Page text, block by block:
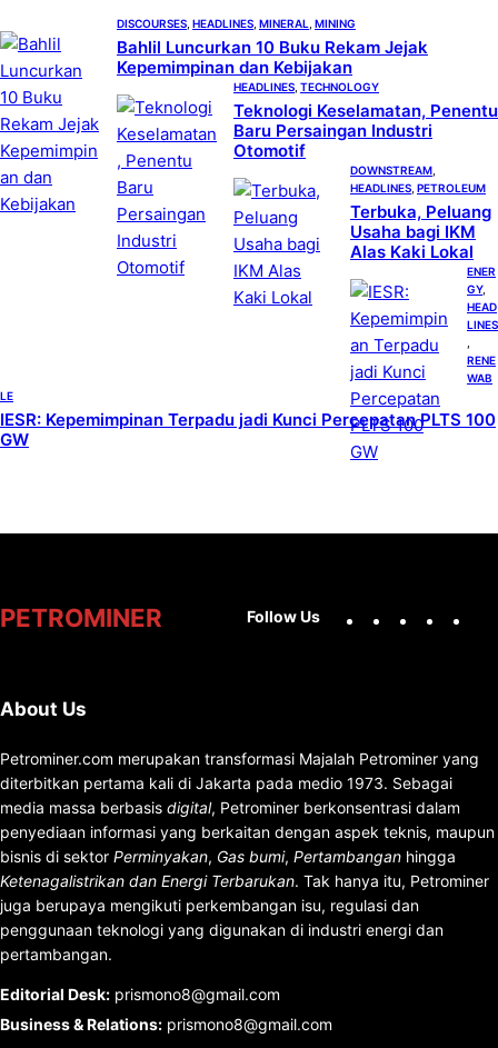
DISCOURSES HEADLINES MINERAL MINING
Bahlil Luncurkan 10 Buku Rekam Jejak
Kepemimpinan dan Kebijakan
HEADLINES TECHNOLOGY
Teknologi Keselamatan, Penentu
Baru Persaingan Industri
Otomotif
DOWNSTREAM
HEADLINES PETROLEUM
Terbuka, Peluang
Usaha bagi IKM
Alas Kaki Lokal
ENER
GY
HEAD
LINES
RENE
WAB
LE
IESR: Kepemimpinan Terpadu jadi Kunci Percepatan PLTS 100
GW
PETROMINER Follow Us
About Us
Petrominer.com merupakan transformasi Majalah Petrominer yang
diterbitkan pertama kali di Jakarta pada medio 1973. Sebagai
media massa berbasis digital, Petrominer berkonsentrasi dalam
penyediaan informasi yang berkaitan dengan aspek teknis, maupun
bisnis di sektor Perminyakan, Gas bumi, Pertambangan hingga
Ketenagalistrikan dan Energi Terbarukan. Tak hanya itu, Petrominer
juga berupaya mengikuti perkembangan isu, regulasi dan
penggunaan teknologi yang digunakan di industri energi dan
pertambangan.
Editorial Desk: prismono8@gmail.com
Business & Relations: prismono8@gmail.com